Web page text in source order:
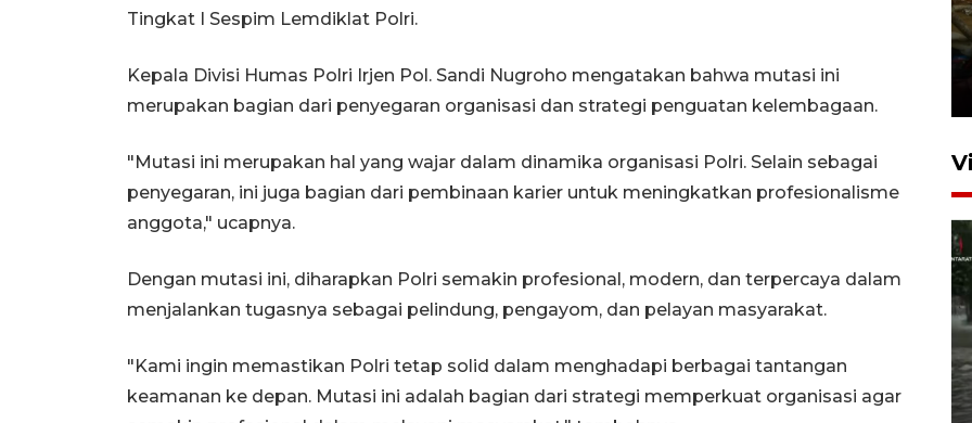
Tingkat I Sespim Lemdiklat Polri.
Kepala Divisi Humas Polri Irjen Pol. Sandi Nugroho mengatakan bahwa mutasi ini
merupakan bagian dari penyegaran organisasi dan strategi penguatan kelembagaan.
"Mutasi ini merupakan hal yang wajar dalam dinamika organisasi Polri. Selain sebagai
penyegaran, ini juga bagian dari pembinaan karier untuk meningkatkan profesionalisme
anggota," ucapnya.
Dengan mutasi ini, diharapkan Polri semakin profesional, modern, dan terpercaya dalam
menjalankan tugasnya sebagai pelindung, pengayom, dan pelayan masyarakat.
"Kami ingin memastikan Polri tetap solid dalam menghadapi berbagai tantangan
keamanan ke depan. Mutasi ini adalah bagian dari strategi memperkuat organisasi agar
15 Juli 2026 14:05
Polisi sebut pelaku peledakan
bom di MAN 3 Padang korban
perundungan - VIDEO